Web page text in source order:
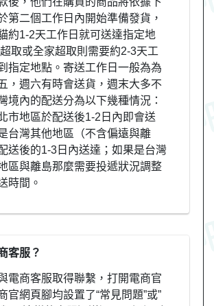
第二個工作日內開始準備發貨，
約1-2天工作日就可送達指定地
取或全家超取則需要約2-3天工
指定地點。寄送工作日一般為為
，週六有時會送貨，週末大多不
境內的配送分為以下幾種情況：
市地區於配送後1-2日內即會送
台灣其他地區（不含偏遠與離
送後的1-3日內送達；如果是台灣
區與離島那麼需要投遞狀況調整
時間。
客服？
電商客服取得聯繫，打開電商官
官網頁腳均設置了“常見問題”或”